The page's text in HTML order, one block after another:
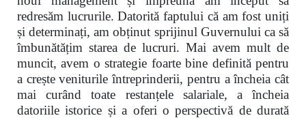
redresăm lucrurile. Datorită faptului că am fost uniți
și determinați, am obținut sprijinul Guvernului ca să
îmbunătățim starea de lucruri. Mai avem mult de
muncit, avem o strategie foarte bine definită pentru
a crește veniturile întreprinderii, pentru a încheia cât
mai curând toate restanțele salariale, a încheia
datoriile istorice și a oferi o perspectivă de durată